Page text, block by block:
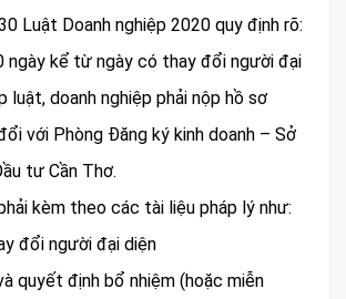
Luật Doanh nghiệp 2020 quy định rõ:
ngày kể từ ngày có thay đổi người đại
luật, doanh nghiệp phải nộp hồ sơ
với Phòng Đăng ký kinh doanh – Sở
tư Cần Thơ.
kèm theo các tài liệu pháp lý như:
đổi người đại diện
quyết định bổ nhiệm (hoặc miễn